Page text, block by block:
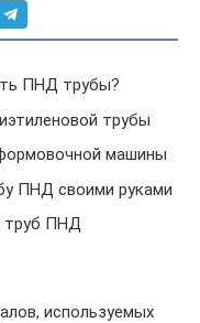
ПНД трубы?
трубы
машины
ПНД своими руками
труб ПНД
используемых